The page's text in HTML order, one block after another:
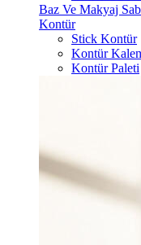
Baz Ve Makyaj
Kontür
Stick Kontür
Kontür
Kontür Paleti